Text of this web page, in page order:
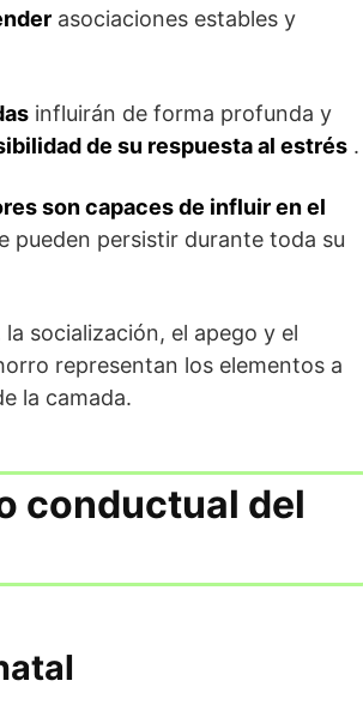
asociaciones estables y
influirán de forma profunda y
de su respuesta al estrés .
son capaces de influir en el
pueden persistir durante toda su
socialización, el apego y el
representan los elementos a
la camada.
conductual del